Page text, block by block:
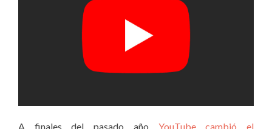
A finales del pasado año YouTube cambió el